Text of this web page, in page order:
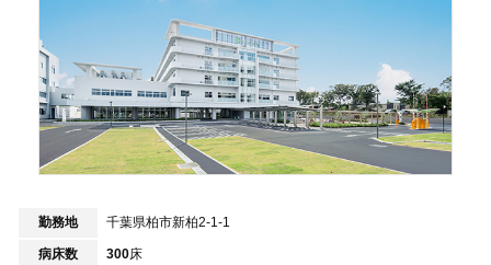
勤務地 千葉県柏市新柏2-1-1
病床数 300床